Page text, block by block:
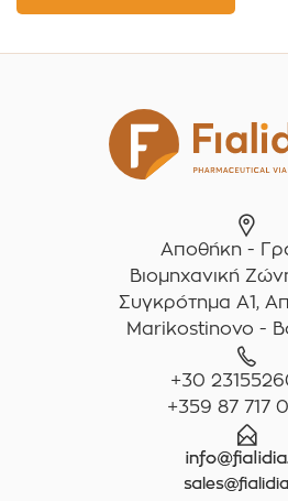
Αποθήκη -
Βιομηχανική
Συγκρότημα A1,
Marikostinovo -
+30
+359 87 717